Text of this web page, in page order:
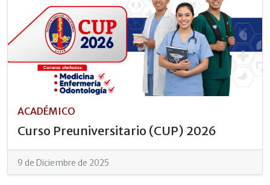
ACADÉMICO
Curso Preuniversitario (CUP) 2026
9 de Diciembre de 2025